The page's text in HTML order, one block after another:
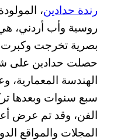
رندة حدادين
روسية وأب أردني،
بصرية تخرجت وكبرت
حصلت حدادين على
الهندسة
سبع سنوات وبعدها
الفن، وقد تم عرض
المجلات والمواقع